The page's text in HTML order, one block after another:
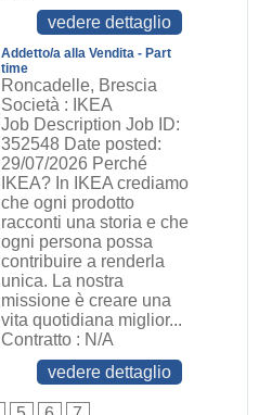
vedere dettaglio
Addetto/a alla Vendita - Part
time
Roncadelle, Brescia
Società : IKEA
Job Description Job ID:
352548 Date posted:
29/07/2026 Perché
IKEA? In IKEA crediamo
che ogni prodotto
racconti una storia e che
ogni persona possa
contribuire a renderla
unica. La nostra
missione è creare una
vita quotidiana miglior...
Contratto : N/A
vedere dettaglio